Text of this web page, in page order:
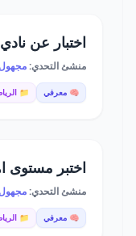
اختبار عن
منشئ التحدي:مجهول
🧠 معرفي 📁
اختبر مستوى
منشئ التحدي:مجهول
🧠 معرفي 📁